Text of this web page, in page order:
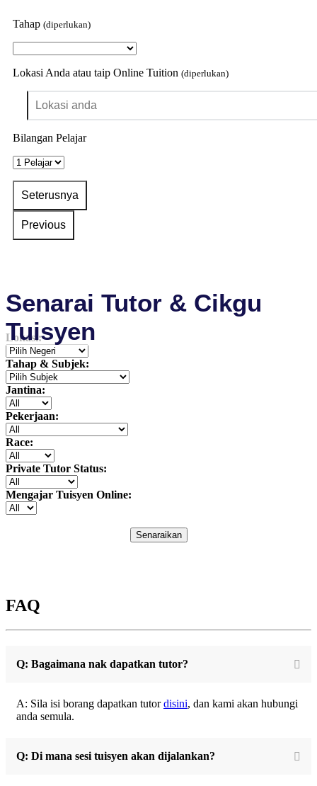
Tahap (diperlukan)
Lokasi Anda atau taip Online Tuition (diperlukan)
Bilangan Pelajar
Senarai Tutor & Cikgu
Tuisyen
Lokasi:
Tahap & Subjek:
Jantina:
Pekerjaan:
Race:
Private Tutor Status:
Mengajar Tuisyen Online:
Senaraikan
FAQ
Q: Bagaimana nak dapatkan tutor?
A: Sila isi borang dapatkan tutordisini, dan kami akan hubungi
anda semula.
Q: Di mana sesi tuisyen akan dijalankan?